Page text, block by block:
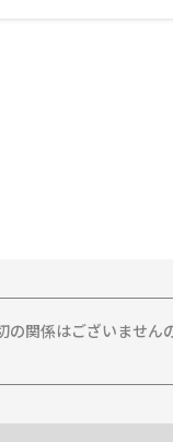
の関係はございません